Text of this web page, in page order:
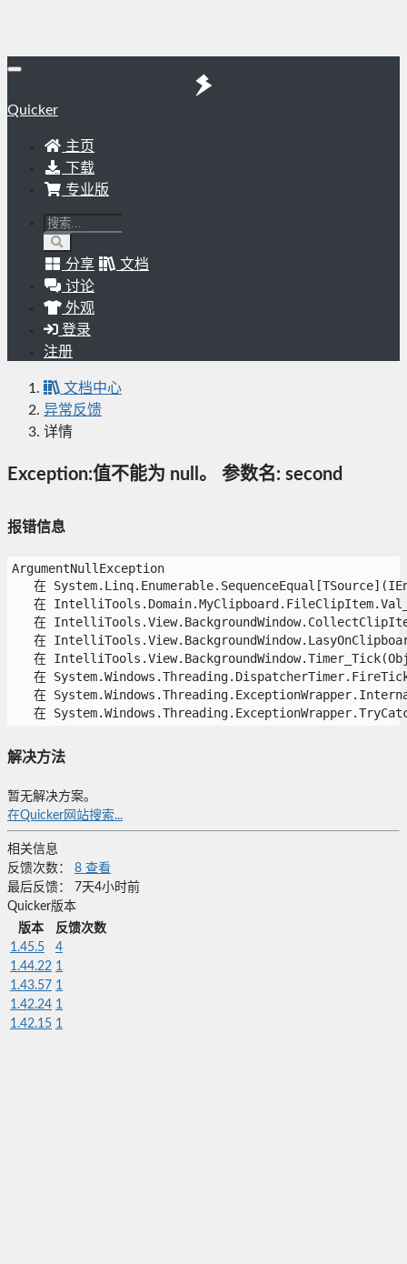
Quicker
主页
下载
专业版
分享
文档
讨论
外观
登录
注册
文档中心
异常反馈
详情
Exception:值不能为 null。 参数名: second
报错信息
ArgumentNullException
在
在
在
在
在
在
在
在
解决方法
暂无解决方案。
在Quicker网站搜索...
相关信息
反馈次数：
8 查看
最后反馈：
7天4小时前
Quicker版本
版本
反馈次数
1.45.5
4
1.44.22 1
1.43.57 1
1.42.24 1
1.42.15 1